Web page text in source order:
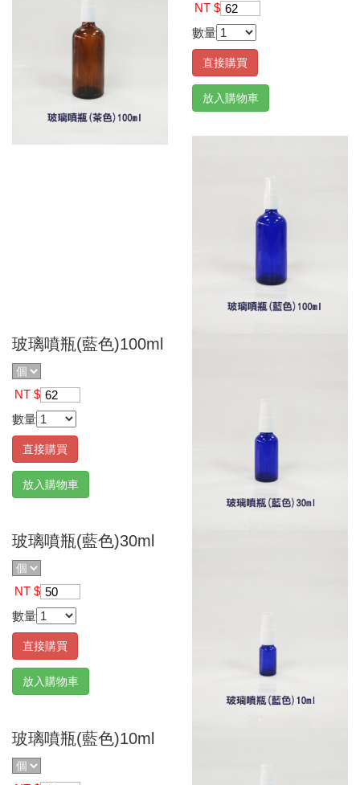
NT $ 62
數量
直接購買
放入購物車
玻璃噴瓶(藍色)100ml
NT $ 62
數量
直接購買
放入購物車
玻璃噴瓶(藍色)30ml
NT $ 50
數量
直接購買
放入購物車
玻璃噴瓶(藍色)10ml